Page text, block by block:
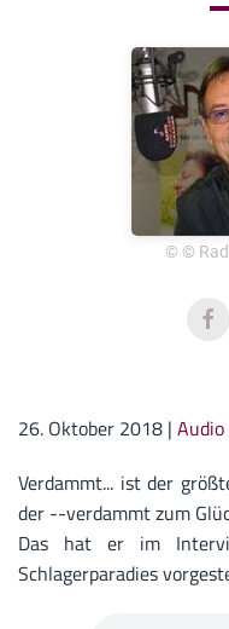
© ©
26. Oktober 2018 |
Verdammt... ist der
der --verdammt zum
Das hat er im
Schlagerparadies